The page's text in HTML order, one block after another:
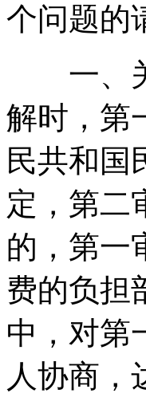
个问题的
一、关
解时，第
民共和国
定，第二
的，第一
费的负担
中，对第
人协商，